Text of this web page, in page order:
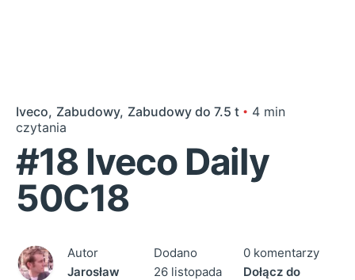
Iveco Zabudowy Zabudowy do 7.5 t
4 min
czytania
#18 Iveco Daily
50C18
Autor
Jarosław
Dodano
26 listopada
0 komentarzy
Dołącz do